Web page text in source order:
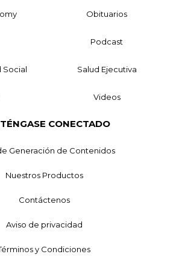
Obituarios
Podcast
Social Salud Ejecutiva
Videos
CONECTADO
Generación de Contenidos
Nuestros Productos
Contáctenos
Aviso de privacidad
y Condiciones